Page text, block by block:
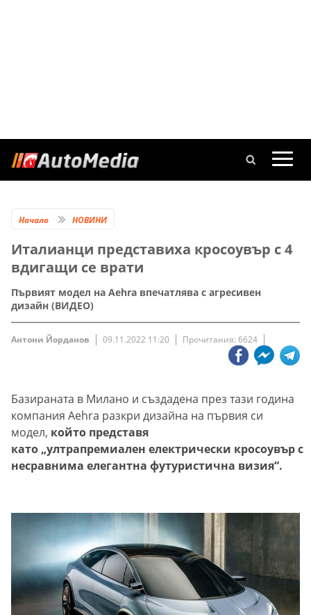
Начало НОВИНИ
Италианци представиха кросоувър с 4
вдигащи се врати
Първият модел на Aehra впечатлява с агресивен
дизайн (ВИДЕО)
Антони Йорданов 09.11.2022 11:20 Прочитания: 6624
Базираната в Милано и създадена през тази година
компания Aehra разкри дизайна на първия си
модел, който представя
като „ултрапремиален електрически кросоувър с
несравнима елегантна футуристична визия“.